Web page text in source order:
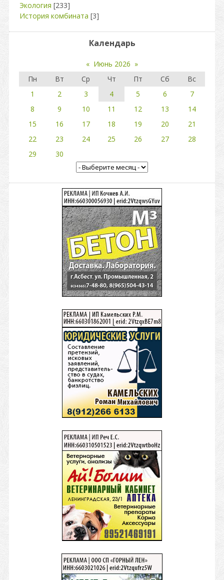
Экология [233]
История комбината [3]
Календарь
« Июнь 2026 »
Пн
Вт Ср Чт Пт Сб
Вс
1
2 3 4 5 6
7
8
9 10 11 12 13
14
15
16 17 18 19 20
21
22
23 24 25 26 27
28
29
30